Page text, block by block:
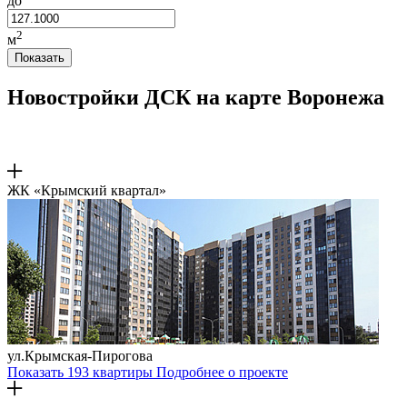
м2
Показать
Новостройки ДСК на карте Воронежа
ЖК «Крымский квартал»
ул.Крымская-Пирогова
Показать 193 квартиры Подробнее о проекте